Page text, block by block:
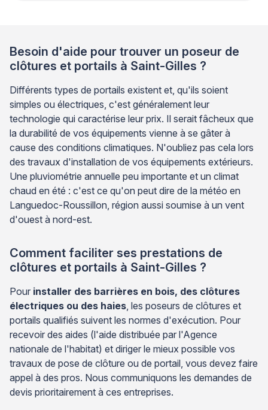
Besoin d'aide pour trouver un poseur de
clôtures et portails à Saint-Gilles ?
Différents types de portails existent et, qu'ils soient
simples ou électriques, c'est généralement leur
technologie qui caractérise leur prix. Il serait fâcheux que
la durabilité de vos équipements vienne à se gâter à
cause des conditions climatiques. N'oubliez pas cela lors
des travaux d'installation de vos équipements extérieurs.
Une pluviométrie annuelle peu importante et un climat
chaud en été : c'est ce qu'on peut dire de la météo en
Languedoc-Roussillon, région aussi soumise à un vent
d'ouest à nord-est.
Comment faciliter ses prestations de
clôtures et portails à Saint-Gilles ?
Pour installer des barrières en bois, des clôtures
électriques ou des haies , les poseurs de clôtures et
portails qualifiés suivent les normes d'exécution. Pour
recevoir des aides (l'aide distribuée par l'Agence
nationale de l'habitat) et diriger le mieux possible vos
travaux de pose de clôture ou de portail, vous devez faire
appel à des pros. Nous communiquons les demandes de
devis prioritairement à ces entreprises.